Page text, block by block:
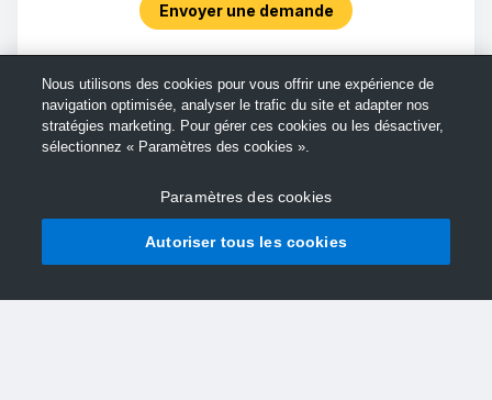
Envoyer une demande
Nous utilisons des cookies pour vous offrir une expérience de
navigation optimisée, analyser le trafic du site et adapter nos
stratégies marketing. Pour gérer ces cookies ou les désactiver,
sélectionnez « Paramètres des cookies ».
Paramètres des cookies
Autoriser tous les cookies